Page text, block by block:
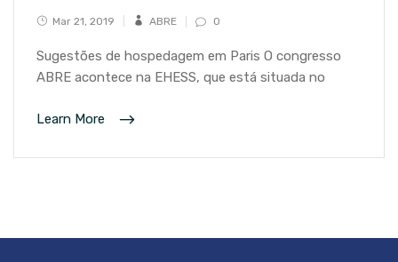
Mar 21, 2019 ABRE 0
Sugestões de hospedagem em Paris O congresso
ABRE acontece na EHESS, que está situada no
Learn More